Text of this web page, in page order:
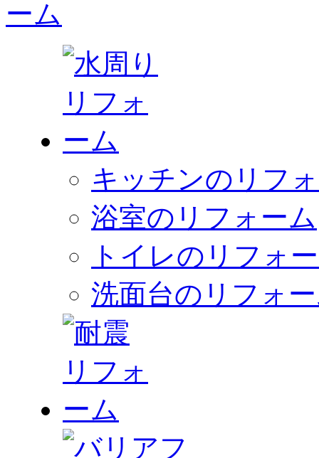
キッチンのリフ
浴室のリフォーム
トイレのリフォ
洗面台のリフォ